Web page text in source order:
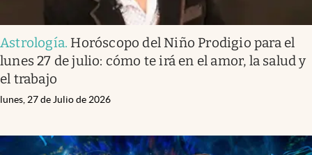
Astrología. Horóscopo del Niño Prodigio para el
lunes 27 de julio: cómo te irá en el amor, la salud y
el trabajo
lunes, 27 de Julio de 2026